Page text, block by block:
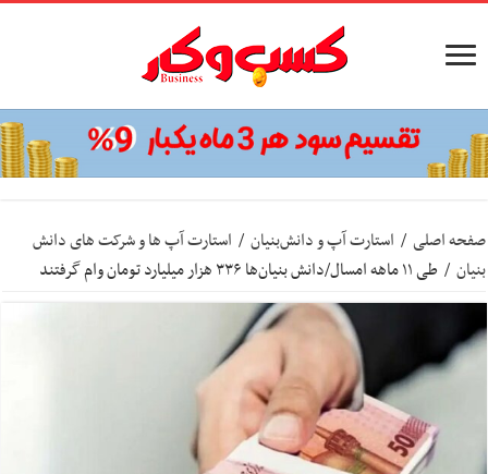
صفحه اصلی / استارت آپ‌ و دانش‌بنیان‌ / استارت آپ ها و شرکت های دانش
بنیان / طی ۱۱ ماهه امسال/دانش‌ بنیان‌ها ۳۳۶ هزار میلیارد تومان وام گرفتند